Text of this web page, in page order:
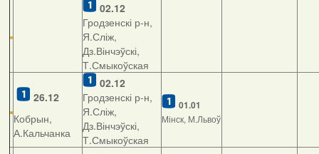
02.12
Гродзенскі р-н,
Я.Сліж,
Дз.Вінчэўскі,
Т.Смыкоўская
26.12
Кобрын,
А.Кальчанка
02.12
Гродзенскі р-н,
Я.Сліж,
Дз.Вінчэўскі,
Т.Смыкоўская
01.01
Мінск, М.Львоў